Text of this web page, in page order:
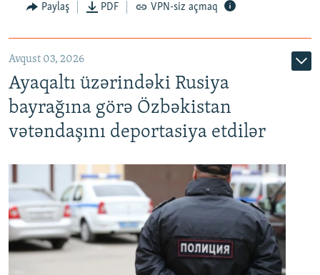
Paylaş PDF VPN-siz açmaq
Avqust 03, 2026
Ayaqaltı üzərindəki Rusiya
bayrağına görə Özbəkistan
vətəndaşını deportasiya etdilər